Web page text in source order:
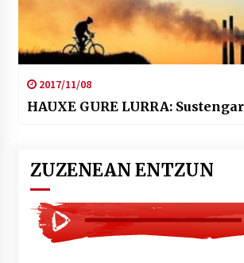
2017/11/08
HAUXE GURE LURRA:
ZUZENEAN ENTZUN